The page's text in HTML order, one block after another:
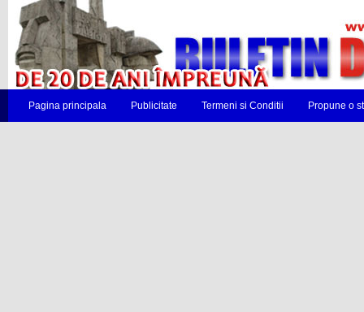
Pagina principala Publicitate Termeni si Conditii Propune o